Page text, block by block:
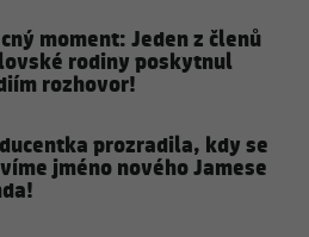
moment: Jeden z členů
rodiny poskytnul
rozhovor!
prozradila, kdy se
jméno nového Jamese